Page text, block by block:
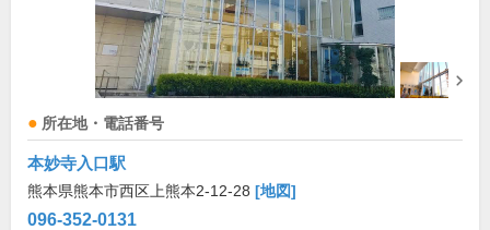
所在地・電話番号
本妙寺入口駅
熊本県熊本市西区上熊本2-12-28 [地図]
096-352-0131